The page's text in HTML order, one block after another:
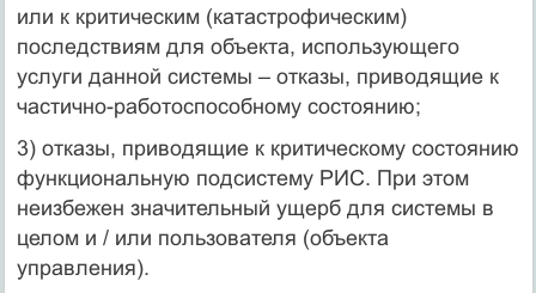
или к критическим (катастрофическим)
последствиям для объекта, использующего
услуги данной системы – отказы, приводящие к
частично-работоспособному состоянию;
3) отказы, приводящие к критическому состоянию
функциональную подсистему РИС. При этом
неизбежен значительный ущерб для системы в
целом и / или пользователя (объекта
управления).